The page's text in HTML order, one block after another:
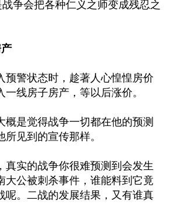
战争会把各种仁义之师变成残忍之
预警状态时，趁著人心惶惶房价
一线房子房产，等以后涨价。
概是觉得战争一切都在他的预测
见到的宣传那样。
真实的战争你很难预测到会发生
大公被刺杀事件，谁能料到它竟
呢。二战的发展结果，又有谁真